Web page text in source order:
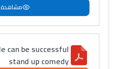
can be successful
stand up comedy